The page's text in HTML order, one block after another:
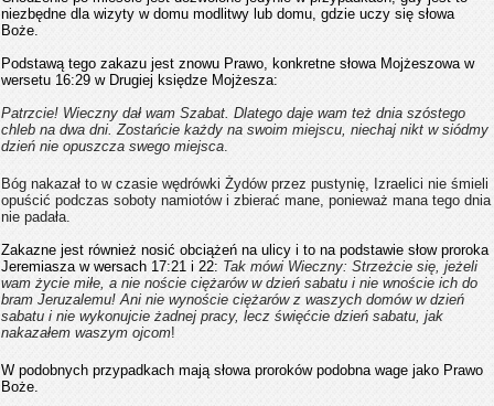
niezbędne dla wizyty w domu modlitwy lub domu, gdzie uczy się słowa
Boże.
Podstawą tego zakazu jest znowu Prawo, konkretne słowa Mojżeszowa w
wersetu 16:29 w Drugiej księdze Mojżesza:
Patrzcie! Wieczny dał wam Szabat. Dlatego daje wam też dnia szóstego
chleb na dwa dni. Zostańcie każdy na swoim miejscu, niechaj nikt w siódmy
dzień nie opuszcza swego miejsca.
Bóg nakazał to w czasie wędrówki Żydów przez pustynię, Izraelici nie śmieli
opuścić podczas soboty namiotów i zbierać mane, ponieważ mana tego dnia
nie padała.
Zakazne jest również nosić obciążeń na ulicy i to na podstawie słow proroka
Jeremiasza w wersach 17:21 i 22: Tak mówi Wieczny: Strzeżcie się, jeżeli
wam życie miłe, a nie noście ciężarów w dzień sabatu i nie wnoście ich do
bram Jeruzalemu! Ani nie wynoście ciężarów z waszych domów w dzień
sabatu i nie wykonujcie żadnej pracy, lecz święćcie dzień sabatu, jak
nakazałem waszym ojcom!
W podobnych przypadkach mają słowa proroków podobna wage jako Prawo
Boże.